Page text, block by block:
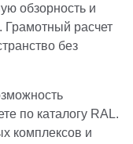
обзорность и
расчет
без
по каталогу RAL.
комплексов и